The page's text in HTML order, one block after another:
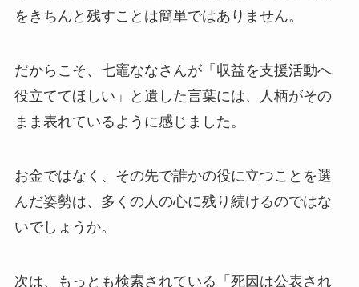
をきちんと残すことは簡単ではありません。
だからこそ、七竈ななさんが「収益を支援活動へ
役立ててほしい」と遺した言葉には、人柄がその
まま表れているように感じました。
お金ではなく、その先で誰かの役に立つことを選
んだ姿勢は、多くの人の心に残り続けるのではな
いでしょうか。
次は、もっとも検索されている「死因は公表され